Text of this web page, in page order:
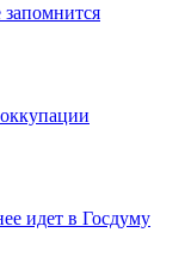
запомнится
идет в Госдуму